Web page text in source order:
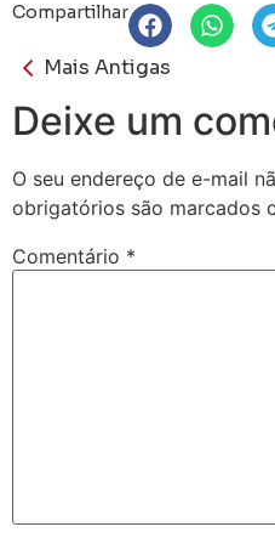
Compartilhar
Mais Antigas
Deixe um
O seu endereço de e-mail
obrigatórios são marcados
Comentário *